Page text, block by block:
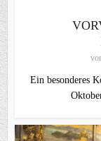
Ein besonderes